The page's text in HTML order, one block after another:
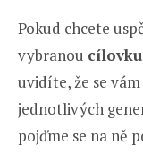
Pokud chcete
vybranou cílovku
uvidíte, že se
jednotlivých
pojďme se na ně